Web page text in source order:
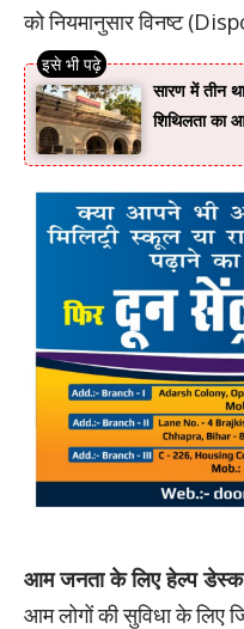
को नियमानुसार विनष्ट
सारण में तीन
शिथिलता का
आम जनता के लिए हेल्प डेस्क
​आम लोगों की सुविधा के लिए